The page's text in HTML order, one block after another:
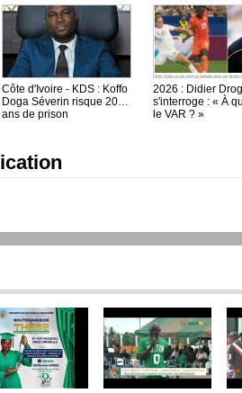
Côte d'Ivoire - KDS : Koffo
Doga Séverin risque 20
ans de prison
2026 : Didier
s'interroge : « À
le VAR ? »